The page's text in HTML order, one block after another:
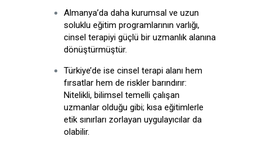
Almanya’da daha kurumsal ve uzun
soluklu eğitim programlarının varlığı,
cinsel terapiyi güçlü bir uzmanlık alanına
dönüştürmüştür.
Türkiye’de ise cinsel terapi alanı hem
fırsatlar hem de riskler barındırır:
Nitelikli, bilimsel temelli çalışan
uzmanlar olduğu gibi; kısa eğitimlerle
etik sınırları zorlayan uygulayıcılar da
olabilir.